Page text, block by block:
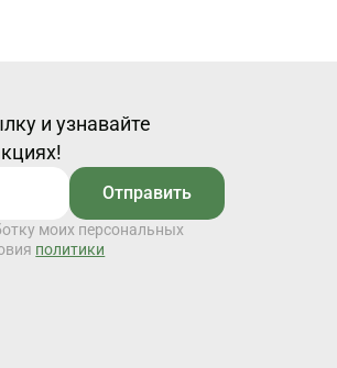
и узнавайте
Отправить
моих персональных
политики